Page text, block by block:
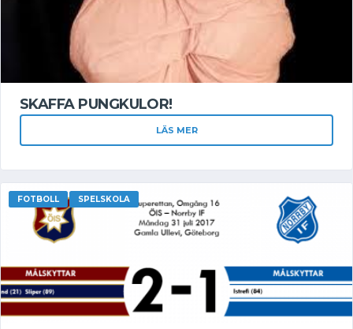
SKAFFA PUNGKULOR!
LÄS MER
FOTBOLL SPELSKOLA